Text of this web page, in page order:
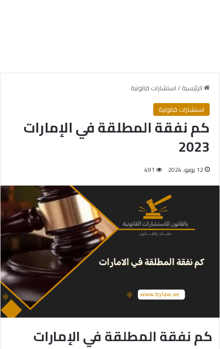
الرئيسية/استشارات قانونية
استشارات قانونية
كم نفقة المطلقة في الإمارات
2023
12 يونيو، 2024 491
كم نفقة المطلقة في الإمارات